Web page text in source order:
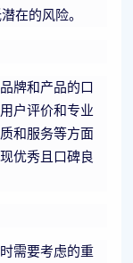
在的风险。
牌和产品的口
户评价和专业
和服务等方面
优秀且口碑良
需要考虑的重